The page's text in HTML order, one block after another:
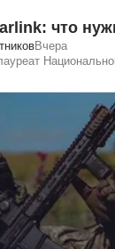
что
Вчера